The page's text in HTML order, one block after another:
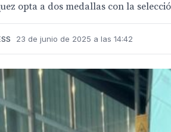
opta a dos medallas con la
23 de junio de 2025 a las 14:42